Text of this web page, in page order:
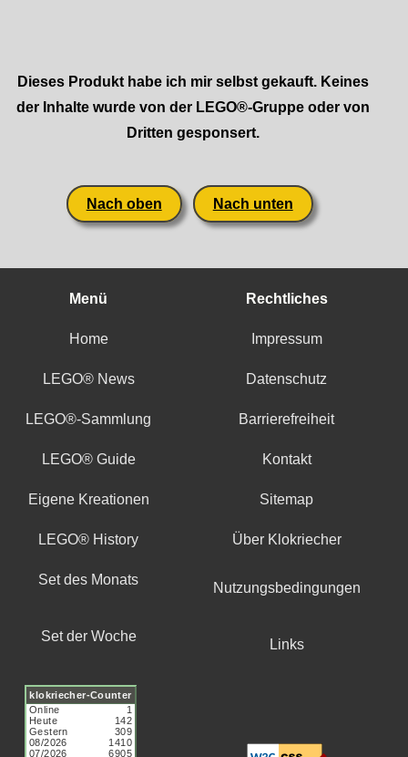
Dieses Produkt habe ich mir selbst gekauft. Keines
der Inhalte wurde von der LEGO®-Gruppe oder von
Dritten gesponsert.
Nach oben Nach unten
Menü Rechtliches
Home Impressum
LEGO® News Datenschutz
LEGO®-Sammlung Barrierefreiheit
LEGO® Guide Kontakt
Eigene Kreationen Sitemap
LEGO® History Über Klokriecher
Set des Monats
Nutzungsbedingungen
Set der Woche
Links